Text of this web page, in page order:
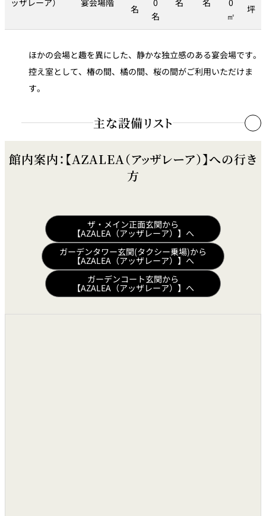
ッザレーア） 宴会場階
名
0
名
名 名
0
㎡
坪
ほかの会場と趣を異にした、静かな独立感のある宴会場です。
控え室として、椿の間、橘の間、桜の間がご利用いただけま
す。
主な設備リスト
4カ国語同時通訳装置（移動式）
音響装置
●
バトン設備
旗吊り下げ用フック
●
館内案内：【AZALEA（アッザレーア）】への行き
方
ザ・メイン正面玄関から
【AZALEA（アッザレーア）】へ
ガーデンタワー玄関(タクシー乗場)から
【AZALEA（アッザレーア）】へ
ガーデンコート玄関から
【AZALEA（アッザレーア）】へ